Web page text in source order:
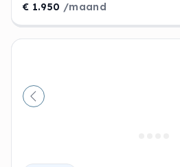
€ 1.950 /maand
Vorige